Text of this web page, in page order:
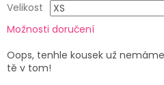
Velikost
Možnosti doručení
Oops, tenhle kousek už
tě v tom!